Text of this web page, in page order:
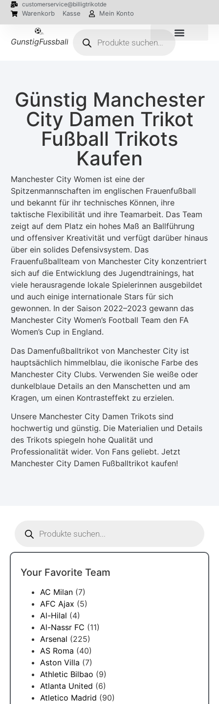
customerservice@billigtrikotde
Warenkorb Kasse Mein Konto
GunstigFussballTrikot
Günstig Manchester
City Damen Trikot
Fußball Trikots
Kaufen
Manchester City Women ist eine der
Spitzenmannschaften im englischen Frauenfußball
und bekannt für ihr technisches Können, ihre
taktische Flexibilität und ihre Teamarbeit. Das Team
zeigt auf dem Platz ein hohes Maß an Ballführung
und offensiver Kreativität und verfügt darüber hinaus
über ein solides Defensivsystem. Das
Frauenfußballteam von Manchester City konzentriert
sich auf die Entwicklung des Jugendtrainings, hat
viele herausragende lokale Spielerinnen ausgebildet
und auch einige internationale Stars für sich
gewonnen. In der Saison 2022–2023 gewann das
Manchester City Women’s Football Team den FA
Women’s Cup in England.
Das Damenfußballtrikot von Manchester City ist
hauptsächlich himmelblau, die ikonische Farbe des
Manchester City Clubs. Verwenden Sie weiße oder
dunkelblaue Details an den Manschetten und am
Kragen, um einen Kontrasteffekt zu erzielen.
Unsere Manchester City Damen Trikots sind
hochwertig und günstig. Die Materialien und Details
des Trikots spiegeln hohe Qualität und
Professionalität wider. Von Fans geliebt. Jetzt
Manchester City Damen Fußballtrikot kaufen!
Your Favorite Team
AC Milan (7)
AFC Ajax (5)
Al-Hilal (4)
Al-Nassr FC (11)
Arsenal (225)
AS Roma (40)
Aston Villa (7)
Athletic Bilbao (9)
Atlanta United (6)
Atletico Madrid (90)